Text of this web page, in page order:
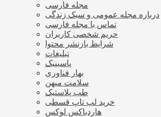
مجله فارسی
درباره مجله عمومی و سبک زندگی
تماس با مجله فارسی
حریم شخصی کاربران
شرایط بازنشر محتوا
تبلیغات
پاسینیک
بهار فناوری
سلامت میهن
طب پلاستیک
خرید لپ تاپ قسطی
هاردباکس لوکس